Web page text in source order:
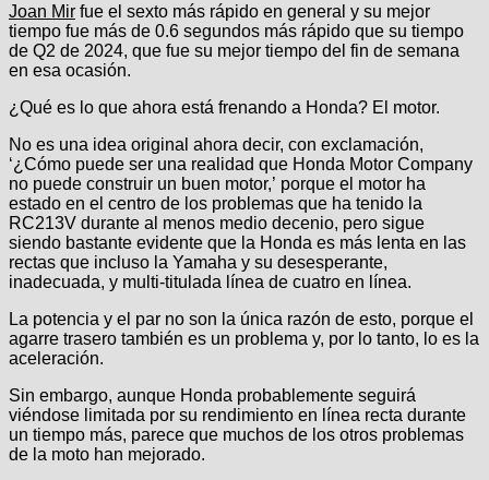
Joan Mir fue el sexto más rápido en general y su mejor
tiempo fue más de 0.6 segundos más rápido que su tiempo
de Q2 de 2024, que fue su mejor tiempo del fin de semana
en esa ocasión.
¿Qué es lo que ahora está frenando a Honda? El motor.
No es una idea original ahora decir, con exclamación,
‘¿Cómo puede ser una realidad que Honda Motor Company
no puede construir un buen motor,’ porque el motor ha
estado en el centro de los problemas que ha tenido la
RC213V durante al menos medio decenio, pero sigue
siendo bastante evidente que la Honda es más lenta en las
rectas que incluso la Yamaha y su desesperante,
inadecuada, y multi-titulada línea de cuatro en línea.
La potencia y el par no son la única razón de esto, porque el
agarre trasero también es un problema y, por lo tanto, lo es la
aceleración.
Sin embargo, aunque Honda probablemente seguirá
viéndose limitada por su rendimiento en línea recta durante
un tiempo más, parece que muchos de los otros problemas
de la moto han mejorado.